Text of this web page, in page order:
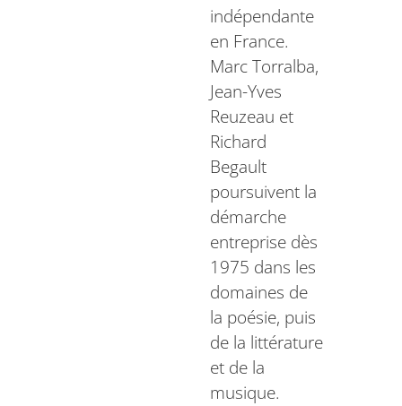
indépendante
en France.
Marc Torralba,
Jean-Yves
Reuzeau et
Richard
Begault
poursuivent la
démarche
entreprise dès
1975 dans les
domaines de
la poésie, puis
de la littérature
et de la
musique.